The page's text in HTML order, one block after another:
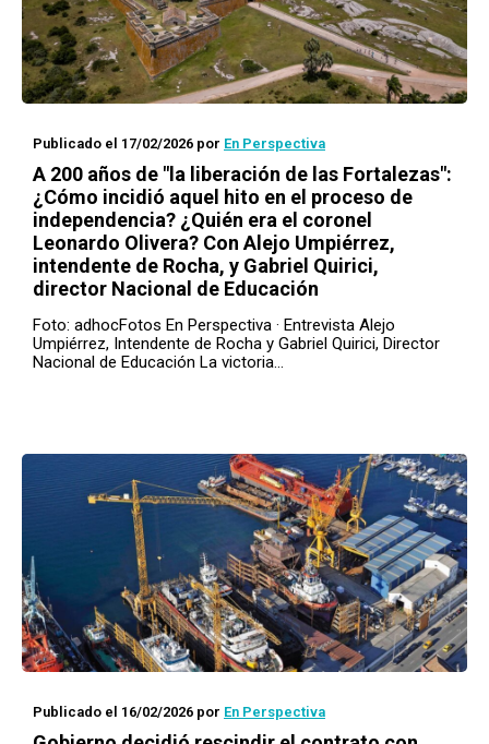
Publicado el 17/02/2026 por En Perspectiva
A 200 años de "la liberación de las Fortalezas":
¿Cómo incidió aquel hito en el proceso de
independencia? ¿Quién era el coronel
Leonardo Olivera? Con Alejo Umpiérrez,
intendente de Rocha, y Gabriel Quirici,
director Nacional de Educación
Foto: adhocFotos En Perspectiva · Entrevista Alejo
Umpiérrez, Intendente de Rocha y Gabriel Quirici, Director
Nacional de Educación La victoria…
Publicado el 16/02/2026 por En Perspectiva